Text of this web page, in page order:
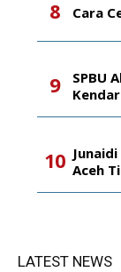
Cara
SPBU
Aceh
LATEST NEWS